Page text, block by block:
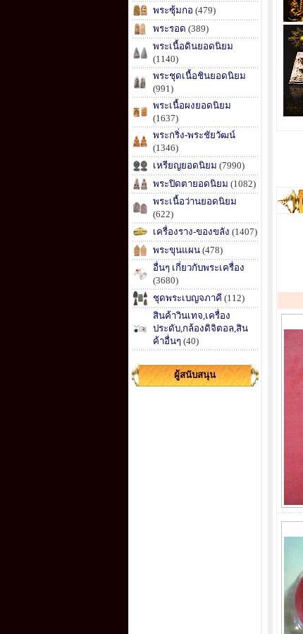
พระซุ้มกอ (479)
พระรอด (389)
พระเนื้อดินยอดนิยม
(1140)
พระชุดเนื้อชินยอดนิยม
(991)
พระเนื้อผงยอดนิยม
(1637)
พระกริ่ง-พระชัยวัฒน์
(1346)
เหรียญยอดนิยม (7990)
พระปิดตายอดนิยม (1082)
พระเนื้อว่านยอดนิยม
(622)
เครื่องราง-ของขลัง (1407)
พระขุนแผน (478)
อื่นๆ เกี่ยวกับพระเครื่อง
(3680)
ชุดพระเบญจภาคี (112)
สินค้าวินเทจ,เครื่อง
ประดับ,กล้องดิจิตอล,สิน
ค้าอื่นๆ (40)
ผู้สนับสนุน